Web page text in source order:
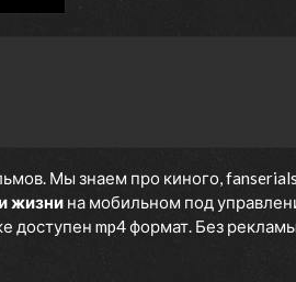
Мы знаем про киного,
жизни на мобильном под
доступен mp4 формат. Без